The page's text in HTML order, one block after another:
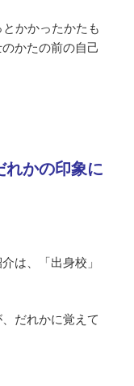
かかったかたも
かたの前の自己
れかの印象に
は、「出身校」
だれかに覚えて